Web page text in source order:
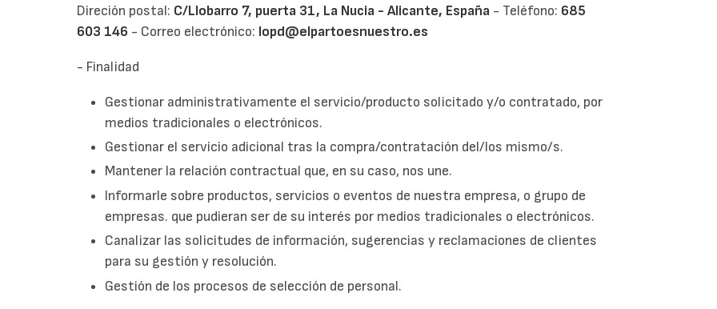
Direción postal: C/Llobarro 7, puerta 31, La Nucia - Alicante, España​ - Teléfono: 685
603 146 - Correo electrónico: lopd@elpartoesnuestro.es
- Finalidad
Gestionar administrativamente el servicio/producto solicitado y/o contratado, por
medios tradicionales o electrónicos.
Gestionar el servicio adicional tras la compra/contratación del/los mismo/s.
Mantener la relación contractual que, en su caso, nos une.
Informarle sobre productos, servicios o eventos de nuestra empresa, o grupo de
empresas. que pudieran ser de su interés por medios tradicionales o electrónicos.
Canalizar las solicitudes de información, sugerencias y reclamaciones de clientes
para su gestión y resolución.
Gestión de los procesos de selección de personal.